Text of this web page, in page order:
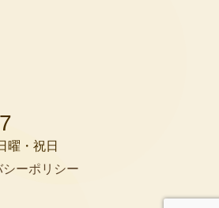
曜・祝日
シーポリシー